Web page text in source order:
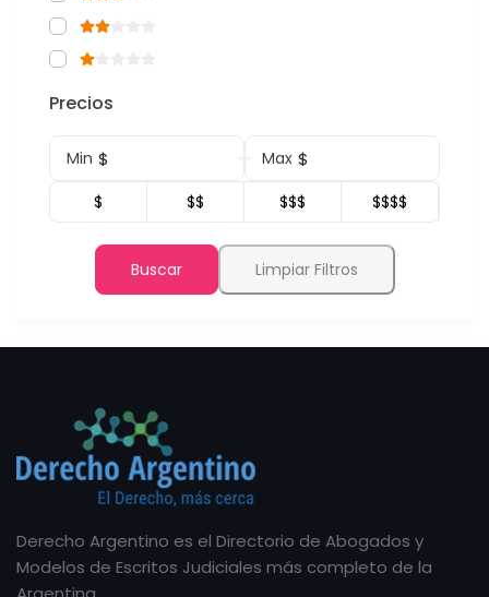
Precios
Min $ Max $
$ $$ $$$ $$$$
Buscar Limpiar Filtros
Derecho Argentino es el Directorio de Abogados y
Modelos de Escritos Judiciales más completo de la